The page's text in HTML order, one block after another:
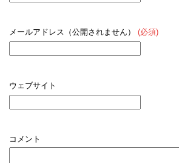
メールアドレス（公開されません） (必須)
ウェブサイト
コメント